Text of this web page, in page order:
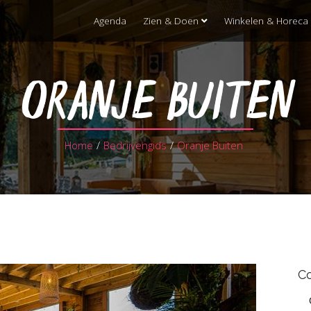
Agenda Zien & Doen Winkelen & Horeca
ORANJE BUITEN
Home / Bedrijvengids / Oranje Buiten